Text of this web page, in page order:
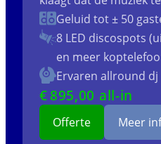
Geluid tot ± 50
8 LED discospots
en meer
Ervaren allround dj
€895,00 all-in
Offerte Meer